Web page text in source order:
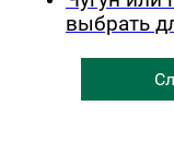
выбрать